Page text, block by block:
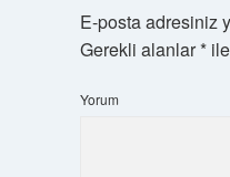
E-posta adresiniz
Gerekli alanlar*ile
Yorum